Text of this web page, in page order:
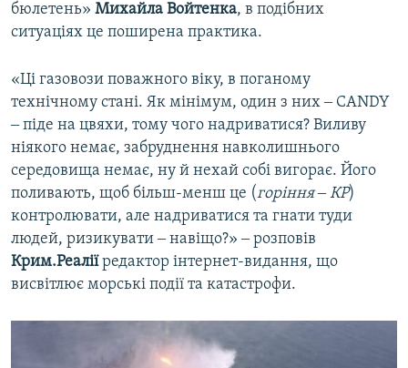
бюлетень» Михайла Войтенка, в подібних
ситуаціях це поширена практика.
«Ці газовози поважного віку, в поганому
технічному стані. Як мінімум, один з них ‒ CANDY
‒ піде на цвяхи, тому чого надриватися? Виливу
ніякого немає, забруднення навколишнього
середовища немає, ну й нехай собі вигорає. Його
поливають, щоб більш-менш це (горіння ‒ КР)
контролювати, але надриватися та гнати туди
людей, ризикувати ‒ навіщо?» ‒ розповів
Крим.Реаліїредактор інтернет-видання, що
висвітлює морські події та катастрофи.